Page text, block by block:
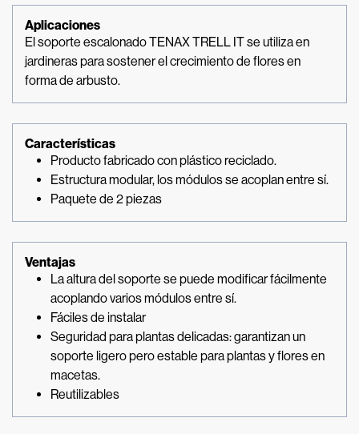
Aplicaciones
El soporte escalonado TENAX TRELL IT se utiliza en
jardineras para sostener el crecimiento de flores en
forma de arbusto.
Características
Producto fabricado con plástico reciclado.
Estructura modular, los módulos se acoplan entre sí.
Paquete de 2 piezas
Ventajas
La altura del soporte se puede modificar fácilmente
acoplando varios módulos entre sí.
Fáciles de instalar
Seguridad para plantas delicadas: garantizan un
soporte ligero pero estable para plantas y flores en
macetas.
Reutilizables